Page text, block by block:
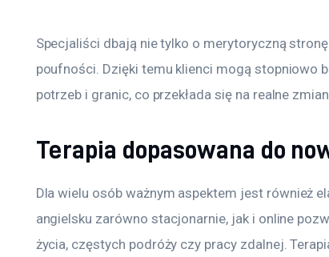
Specjaliści dbają nie tylko o merytoryczną
poufności. Dzięki temu klienci mogą stopniowo
potrzeb i granic, co przekłada się na realne
Terapia dopasowana do
Dla wielu osób ważnym aspektem jest również
angielsku zarówno stacjonarnie, jak i online
życia, częstych podróży czy pracy zdalnej.